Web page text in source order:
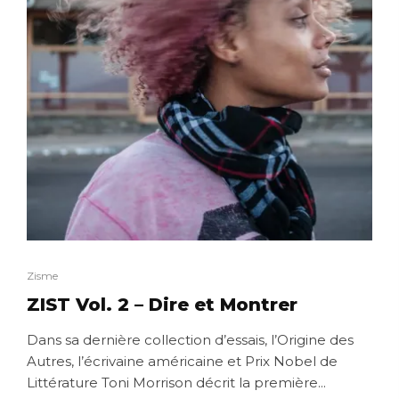
Zisme
ZIST Vol. 2 – Dire et Montrer
Dans sa dernière collection d’essais, l’Origine des
Autres, l’écrivaine américaine et Prix Nobel de
Littérature Toni Morrison décrit la première...